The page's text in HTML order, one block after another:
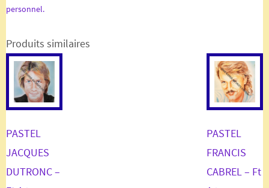
-
A4
personnel.
Produits similaires
PASTEL
JACQUES
DUTRONC –
PASTEL
FRANCIS
CABREL – Ft